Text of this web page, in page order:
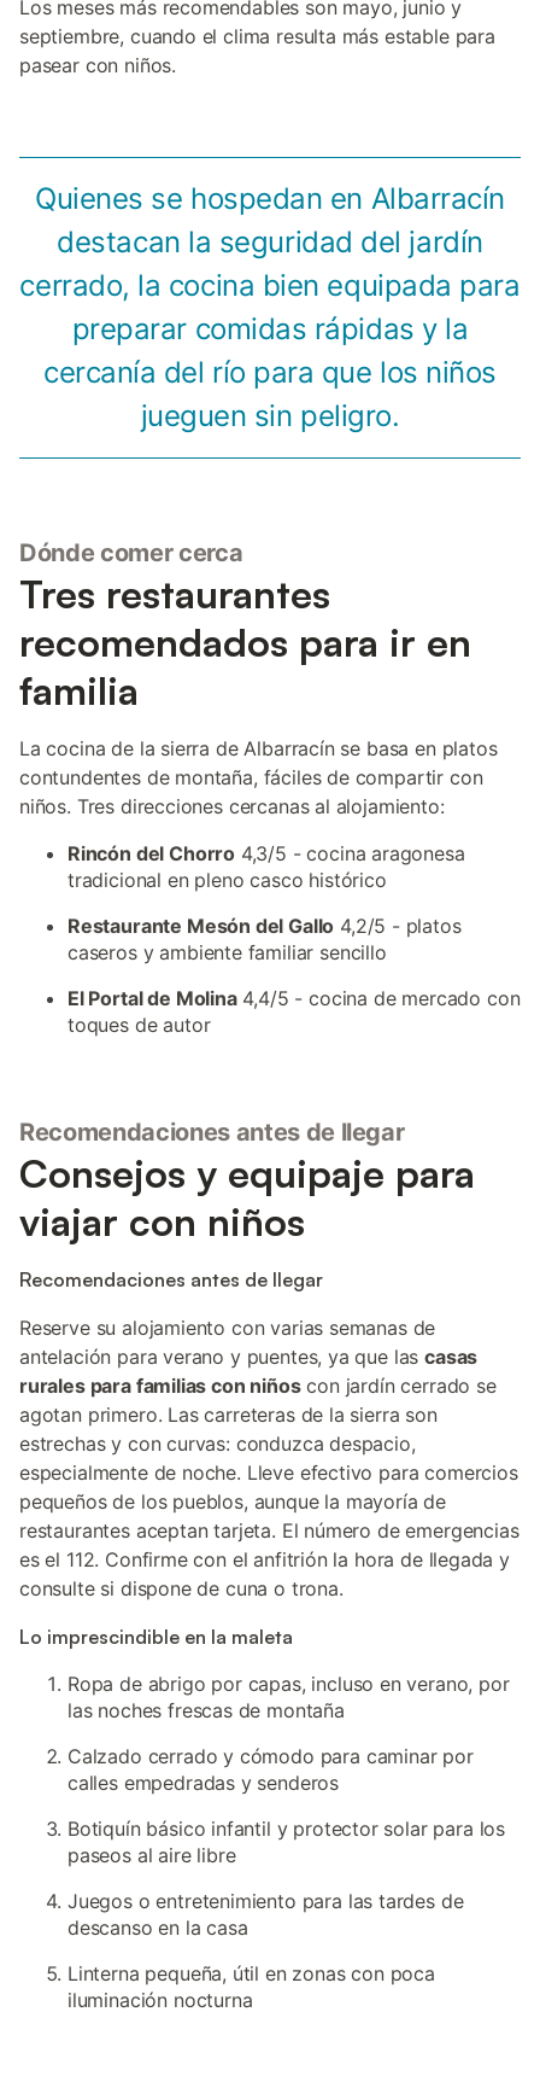
Los meses más recomendables son mayo, junio y
septiembre, cuando el clima resulta más estable para
pasear con niños.
Quienes se hospedan en Albarracín
destacan la seguridad del jardín
cerrado, la cocina bien equipada para
preparar comidas rápidas y la
cercanía del río para que los niños
jueguen sin peligro.
Dónde comer cerca
Tres restaurantes
recomendados para ir en
familia
La cocina de la sierra de Albarracín se basa en platos
contundentes de montaña, fáciles de compartir con
niños. Tres direcciones cercanas al alojamiento:
Rincón del Chorro 4,3/5 - cocina aragonesa
tradicional en pleno casco histórico
Restaurante Mesón del Gallo 4,2/5 - platos
caseros y ambiente familiar sencillo
El Portal de Molina4,4/5 - cocina de mercado con
toques de autor
Recomendaciones antes de llegar
Consejos y equipaje para
viajar con niños
Recomendaciones antes de llegar
Reserve su alojamiento con varias semanas de
antelación para verano y puentes, ya que lascasas
rurales para familias con niñoscon jardín cerrado se
agotan primero. Las carreteras de la sierra son
estrechas y con curvas: conduzca despacio,
especialmente de noche. Lleve efectivo para comercios
pequeños de los pueblos, aunque la mayoría de
restaurantes aceptan tarjeta. El número de emergencias
es el 112. Confirme con el anfitrión la hora de llegada y
consulte si dispone de cuna o trona.
Lo imprescindible en la maleta
Ropa de abrigo por capas, incluso en verano, por
las noches frescas de montaña
Calzado cerrado y cómodo para caminar por
calles empedradas y senderos
Botiquín básico infantil y protector solar para los
paseos al aire libre
Juegos o entretenimiento para las tardes de
descanso en la casa
Linterna pequeña, útil en zonas con poca
iluminación nocturna